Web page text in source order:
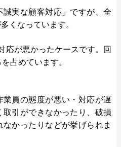
実な顧客対応」ですが、全
くなっています。
応が悪かったケースです。回
占めています。
員の態度が悪い・対応が遅
引ができなかったり、破損
かったりなどが挙げられま